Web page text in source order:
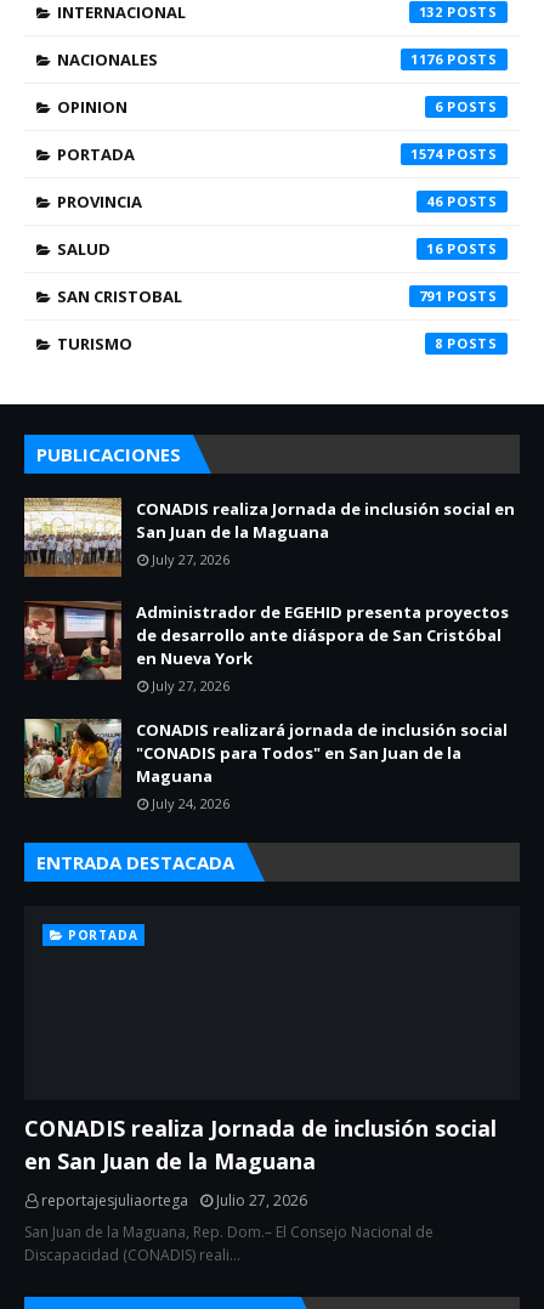
INTERNACIONAL 132
NACIONALES 1176
OPINION 6
PORTADA 1574
PROVINCIA 46
SALUD 16
SAN CRISTOBAL 791
TURISMO 8
PUBLICACIONES
CONADIS realiza Jornada de inclusión social en
San Juan de la Maguana
July 27, 2026
Administrador de EGEHID presenta proyectos
de desarrollo ante diáspora de San Cristóbal
en Nueva York
July 27, 2026
CONADIS realizará jornada de inclusión social
"CONADIS para Todos" en San Juan de la
Maguana
July 24, 2026
ENTRADA DESTACADA
PORTADA
CONADIS realiza Jornada de inclusión social
en San Juan de la Maguana
reportajesjuliaortega
Julio 27, 2026
San Juan de la Maguana, Rep. Dom.– El Consejo Nacional de
Discapacidad (CONADIS) reali…